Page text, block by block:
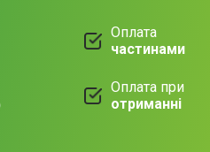
Оплата при
отриманні
Оплата
частинами